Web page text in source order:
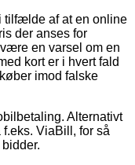
tilfælde af at en online
der anses for
en varsel om en
kort er i hvert fald
imod falske
Alternativt
ViaBill, for så